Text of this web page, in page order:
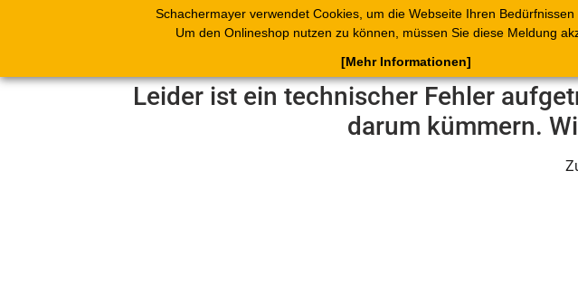
Schachermayer verwendet Cookies, um die Webseite Ihren Bedürfnissen
Um den Onlineshop nutzen zu können, müssen Sie diese Meldung
[Mehr Informationen]
Produkte Blätterkataloge Belege
Leider ist ein technischer Fehler
darum kümmern.